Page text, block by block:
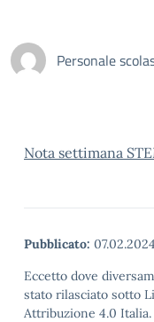
Personale
Nota settimana
Pubblicato: 07.02.2024
Eccetto dove
stato rilasciato sotto
Attribuzione 4.0 Italia.